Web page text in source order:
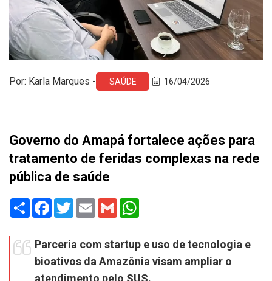
Por: Karla Marques - SAÚDE 16/04/2026
Governo do Amapá fortalece ações para
tratamento de feridas complexas na rede
pública de saúde
Share Facebook
TwitterEmail Gmail
Parceria com startup e uso de tecnologia e
bioativos da Amazônia visam ampliar o
atendimento pelo SUS.